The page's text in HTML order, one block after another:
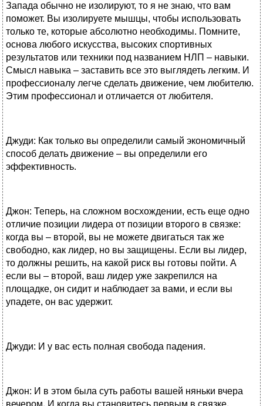
Запада обычно не изолируют, то я не знаю, что вам
поможет. Вы изолируете мышцы, чтобы использовать
только те, которые абсолютно необходимы. Помните,
основа любого искусства, высоких спортивных
результатов или техники под названием НЛП – навыки.
Смысл навыка – заставить все это выглядеть легким. И
профессионалу легче сделать движение, чем любителю.
Этим профессионал и отличается от любителя.
Джуди: Как только вы определили самый экономичный
способ делать движение – вы определили его
эффективность.
Джон: Теперь, на сложном восхождении, есть еще одно
отличие позиции лидера от позиции второго в связке:
когда вы – второй, вы не можете двигаться так же
свободно, как лидер, но вы защищены. Если вы лидер,
то должны решить, на какой риск вы готовы пойти. А
если вы – второй, ваш лидер уже закрепился на
площадке, он сидит и наблюдает за вами, и если вы
упадете, он вас удержит.
Джуди: И у вас есть полная свобода падения.
Джон: И в этом была суть работы вашей няньки вчера